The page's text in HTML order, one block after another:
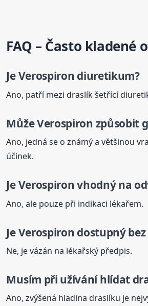
FAQ – Často kladené
JeVerospiron diuretikum?
Ano, patří mezi draslík šetřící
MůžeVerospiron způsobit
Ano, jedná se o známý a většinou
účinek.
JeVerospiron vhodný na
Ano, ale pouze při indikaci lékařem.
JeVerospiron dostupný
Ne, je vázán na lékařský předpis.
Musím při užívání hlídat
Ano, zvýšená hladina draslíku je